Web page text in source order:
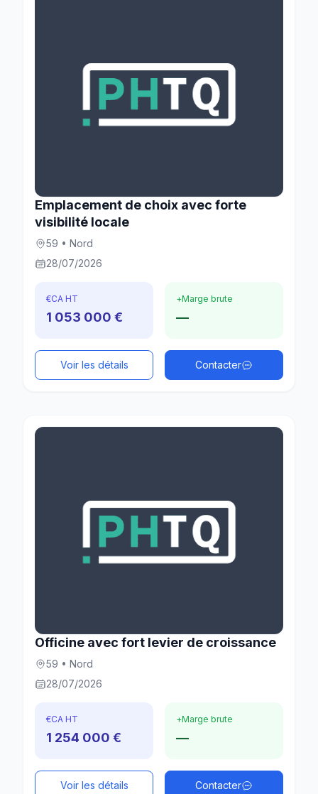
Emplacement de choix avec forte
visibilité locale
59 • Nord
28/07/2026
€CA HT
1 053 000 €
+Marge brute
—
Voir les détails Contacter
Officine avec fort levier de croissance
59 • Nord
28/07/2026
€CA HT
1 254 000 €
+Marge brute
—
Voir les détails Contacter